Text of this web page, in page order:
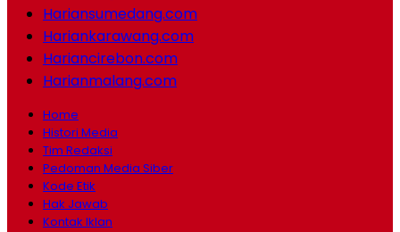
Hariansumedang.com
Hariankarawang.com
Hariancirebon.com
Harianmalang.com
Home
Histori Media
Tim Redaksi
Pedoman Media Siber
Kode Etik
Hak Jawab
Kontak Iklan